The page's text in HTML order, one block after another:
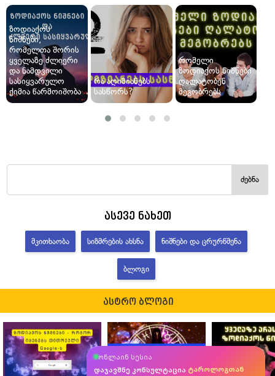
ზოდიაქოს
ნიშნები,
რომელთა შორის
ყველაზე ძლიერი
და ნამდვილი
სასიყვარულო
ქიმია წარმოიშობა
რა აღიზიანებს
სასწორს?
რომელი
ზოდიაქოს ნიშნები
ღალატობენ
მეგობრებს
ძებნა
ასევე ნახეთ
ᲛᲙᲘᲗᲮᲐᲝᲑᲐ ᲡᲘᲖᲛᲠᲔᲑᲘᲡ ᲐᲮᲡᲜᲐ ᲜᲘᲨᲜᲔᲑᲘ ᲓᲐ ᲪᲠᲣᲠᲬᲛᲔᲜᲐ
ᲑᲚᲝᲒᲘ
ასტრო ბლოგი
ონლაინ სესია
დაჯავშნე კონსულტაცია ტაროლოგთან